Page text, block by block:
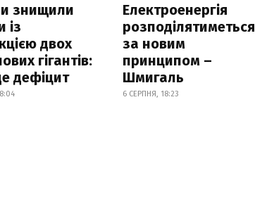
знищили
із
двох
гігантів:
дефіцит
Електроенергія
розподілятиметься
за новим
принципом –
Шмигаль
6 СЕРПНЯ, 18:23